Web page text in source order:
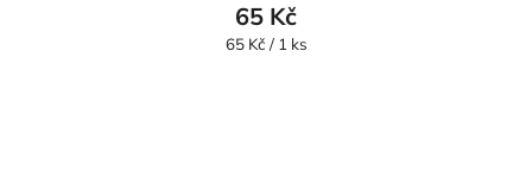
65 Kč
Měrná
65 Kč / 1 ks